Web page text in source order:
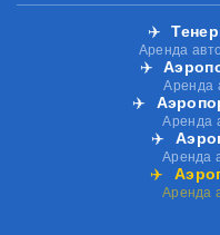
✈️
Аренда
✈️
Аренда
✈️
Аренда
✈️
Аренда
✈️
Аренда